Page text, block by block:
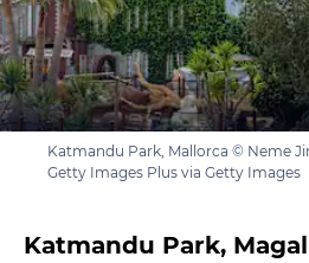
Katmandu Park, Mallorca © Neme
Getty Images Plus via Getty Images
Katmandu Park,